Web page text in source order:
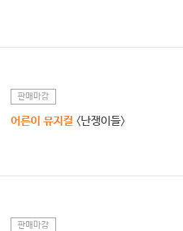
판매마감
어른이 뮤지컬 〈난쟁이들〉
판매마감